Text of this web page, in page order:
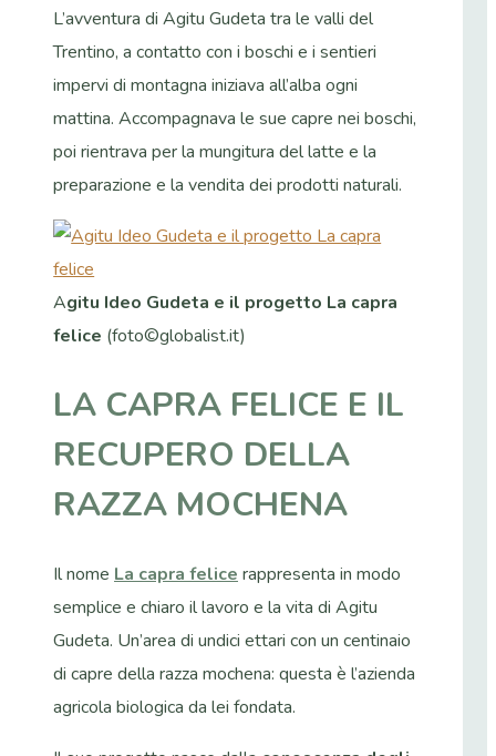
L’avventura di Agitu Gudeta tra le valli del
Trentino, a contatto con i boschi e i sentieri
impervi di montagna iniziava all’alba ogni
mattina. Accompagnava le sue capre nei boschi,
poi rientrava per la mungitura del latte e la
preparazione e la vendita dei prodotti naturali.
Agitu Ideo Gudeta e il progetto La capra
felice (foto©globalist.it)
LA CAPRA FELICE E IL
RECUPERO DELLA
RAZZA MOCHENA
Il nome La capra felice rappresenta in modo
semplice e chiaro il lavoro e la vita di Agitu
Gudeta. Un’area di undici ettari con un centinaio
di capre della razza mochena: questa è l’azienda
agricola biologica da lei fondata.